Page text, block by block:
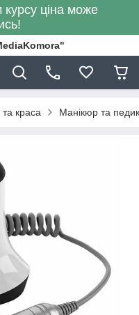
курсу ціна може
краса Манікюр та